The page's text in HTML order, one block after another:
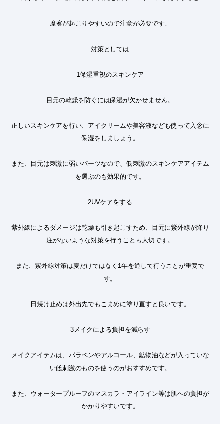
摩擦が起こりやすいので注意が必要です。
対策としては
1保湿重視のスキンケア
目元の乾燥を防ぐには保湿が欠かせません。
正しいスキンケアを行い、アイクリームや美容液なども使って入念に
保湿をしましょう。
また、目元は刺激に弱いパーツなので、低刺激のスキンケアアイテム
を選ぶのも効果的です。
2UVケアをする
紫外線によるダメージは乾燥も引き起こすため、目元に紫外線が降り
注がないような対策を行うことも大切です。
また、紫外線対策は夏だけではなく 1 年を通して行うことが重要で
す。
日焼け止めは外出先でもこまめに塗り直すと良いです。
3メイクによる負担を減らす
メイクアイテムは、パラベンやアルコール、鉱物油などが入っていな
い低刺激のものを使うのがおすすめです。
また、ウォータープルーフのマスカラ・アイライン等は肌への負担が
かかりやすいです。